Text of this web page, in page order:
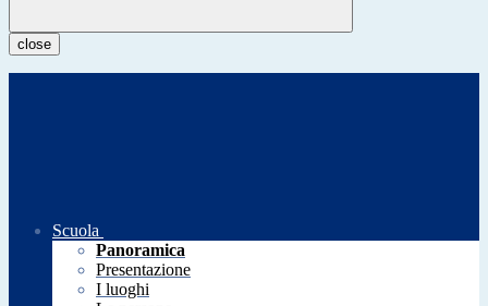
close
Scuola
Panoramica
Presentazione
I luoghi